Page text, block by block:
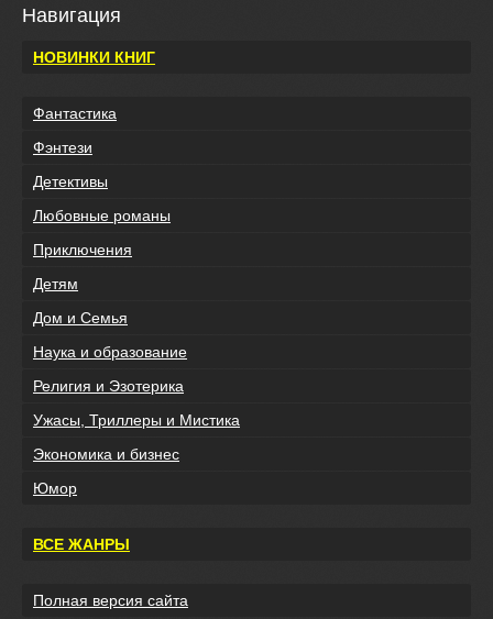
Навигация
НОВИНКИ КНИГ
Фантастика
Фэнтези
Детективы
Любовные романы
Приключения
Детям
Дом и Семья
Наука и образование
Религия и Эзотерика
Ужасы, Триллеры и Мистика
Экономика и бизнес
Юмор
ВСЕ ЖАНРЫ
Полная версия сайта